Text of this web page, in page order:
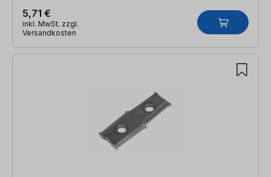
5,71 €
inkl. MwSt. zzgl.
Versandkosten